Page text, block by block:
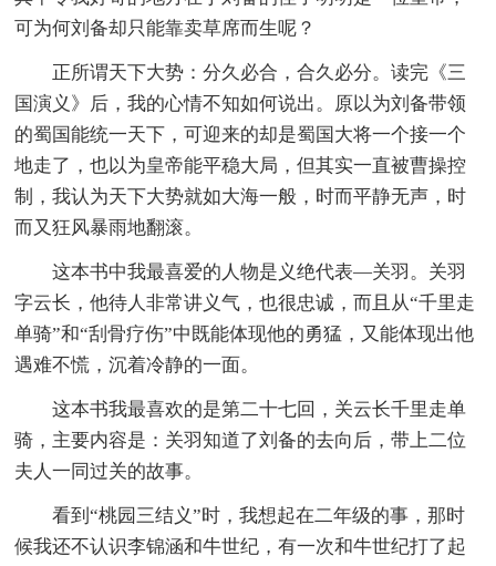
可为何刘备却只能靠卖草席而生呢？
正所谓天下大势：分久必合，合久必分。读完《三
国演义》后，我的心情不知如何说出。原以为刘备带领
的蜀国能统一天下，可迎来的却是蜀国大将一个接一个
地走了，也以为皇帝能平稳大局，但其实一直被曹操控
制，我认为天下大势就如大海一般，时而平静无声，时
而又狂风暴雨地翻滚。
这本书中我最喜爱的人物是义绝代表—关羽。关羽
字云长，他待人非常讲义气，也很忠诚，而且从“千里走
单骑”和“刮骨疗伤”中既能体现他的勇猛，又能体现出他
遇难不慌，沉着冷静的一面。
这本书我最喜欢的是第二十七回，关云长千里走单
骑，主要内容是：关羽知道了刘备的去向后，带上二位
夫人一同过关的故事。
看到“桃园三结义”时，我想起在二年级的事，那时
候我还不认识李锦涵和牛世纪，有一次和牛世纪打了起